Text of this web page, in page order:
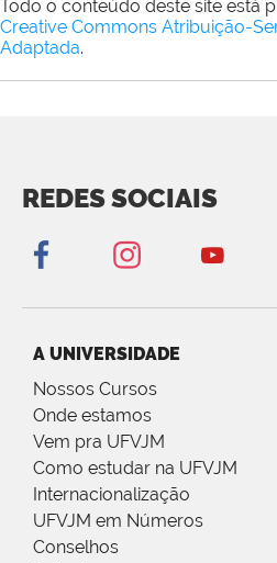
Todo o conteúdo deste site está
Creative Commons Atribuição-
Adaptada.
REDES SOCIAIS
A UNIVERSIDADE
Nossos Cursos
Onde estamos
Vem pra UFVJM
Como estudar na UFVJM
Internacionalização
UFVJM em Números
Conselhos